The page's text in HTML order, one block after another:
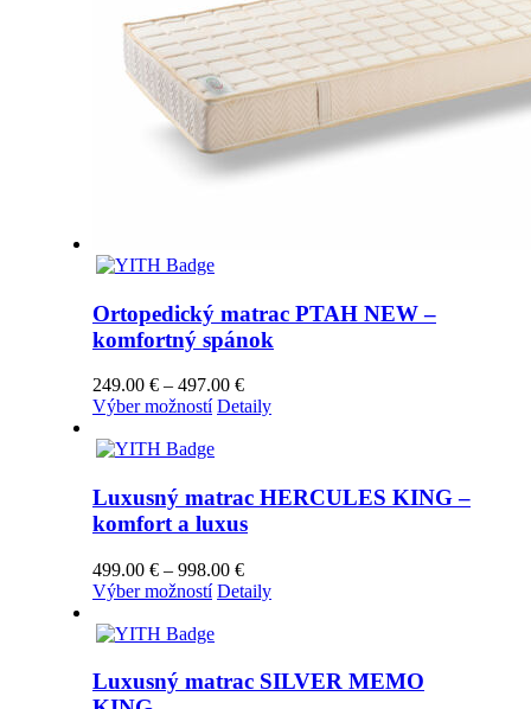
vybrať
na
stránke
produktu.
Ortopedický matrac PTAH NEW –
komfortný spánok
249.00 € – 497.00 €Price
range:
Výber možností Tento
variantov.
Možnosti
si
vybrať
na
Detaily
Luxusný matrac HERCULES KING –
komfort a luxus
499.00 € – 998.00 €Price
range:
Výber možností Tento
variantov.
Možnosti
Detaily
Luxusný matrac SILVER MEMO